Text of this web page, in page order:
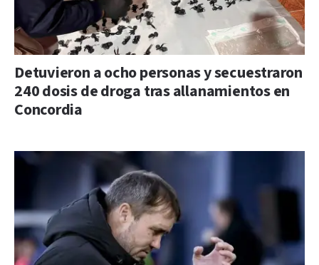
Detuvieron a ocho personas y secuestraron
240 dosis de droga tras allanamientos en
Concordia